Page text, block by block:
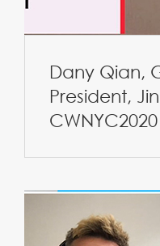
Dany Qian,
President,
CWNYC2020